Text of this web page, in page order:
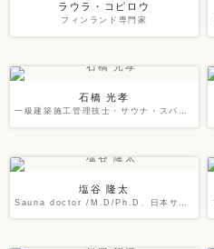
ラウラ・コピロウ
フィンランド専門家
石橋 光孝
一級建築施工管理技士・サウナ・スパプロフェッショナル・DIYアドバイザー
塩谷 隆太